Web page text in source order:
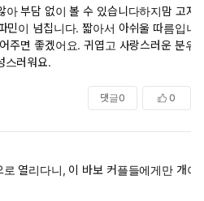
부담 없이 볼 수 있습니다하지맘 고자
민이 넘칩니다. 짧아서 아쉬울 따름입니
주면 좋겠어요. 귀엽고 사랑스러운 분위
스러워요.
댓글0 0
열리다니, 이 바보 커플들에게만 개이